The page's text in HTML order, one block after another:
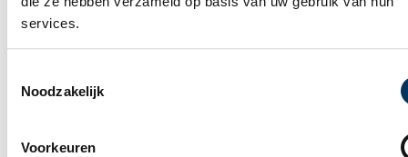
services.
Noodzakelijk
Voorkeuren